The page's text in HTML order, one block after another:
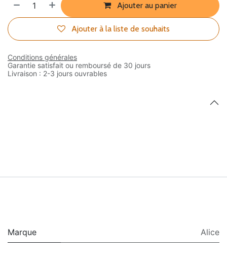
Ajouter au panier
Ajouter à la liste de souhaits
Conditions générales
Garantie satisfait ou remboursé de 30 jours
Livraison : 2-3 jours ouvrables
Marque Alice